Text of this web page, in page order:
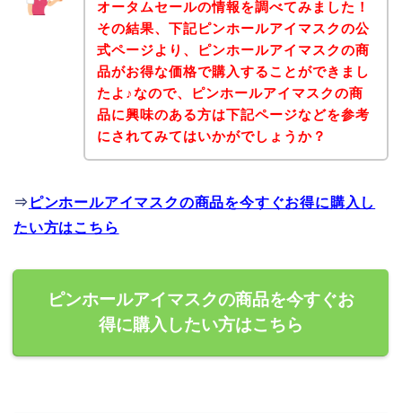
オータムセールの情報を調べてみました！
その結果、下記ピンホールアイマスクの公
式ページより、ピンホールアイマスクの商
品がお得な価格で購入することができまし
たよ♪なので、ピンホールアイマスクの商
品に興味のある方は下記ページなどを参考
にされてみてはいかがでしょうか？
⇒ ピンホールアイマスクの商品を今すぐお得に購入し
たい方はこちら
ピンホールアイマスクの商品を今すぐお
得に購入したい方はこちら